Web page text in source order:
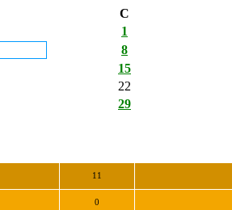
С
1
8
15
22
29
11
0